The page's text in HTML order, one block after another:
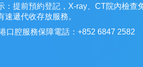
：提前預約登記，X-ray、CT院內檢查
速遞代收存放服務。
口腔服務保障電話：+852 6847 2582